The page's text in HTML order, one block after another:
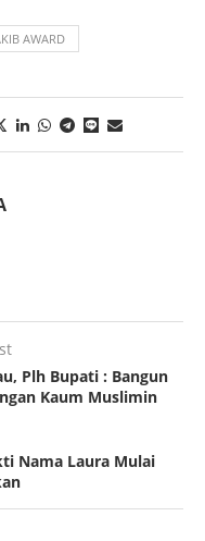
AWARD
Plh Bupati : Bangun
Kaum Muslimin
Nama Laura Mulai